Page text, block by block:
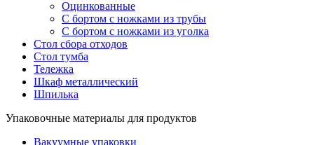
Оцинкованные
С бортом с ножками из трубы
С бортом с ножками из уголка
Стол сбора отходов
Стол тумба
Тележка
Шкаф металлический
Шпилька
Упаковочные материалы для продуктов
Вакуумные упаковки